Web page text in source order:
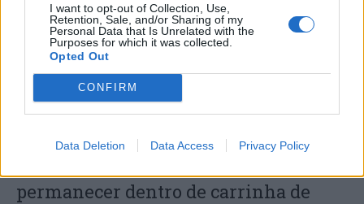
I want to opt-out of Collection, Use,
Retention, Sale, and/or Sharing of my
Personal Data that Is Unrelated with the
Purposes for which it was collected.
Opted Out
CONFIRM
Data Deletion Data Access Privacy Policy
permanecer dentro de carrinha de